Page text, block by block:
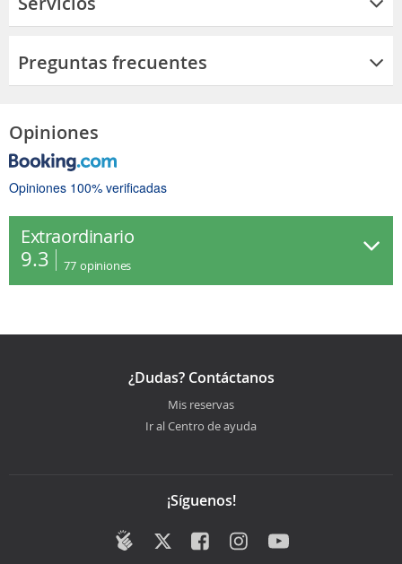
Preguntas frecuentes
Opiniones
Opiniones 100% verificadas
Extraordinario
9.3 77 opiniones
¿Dudas? Contáctanos
Mis reservas
Ir al Centro de ayuda
¡Síguenos!